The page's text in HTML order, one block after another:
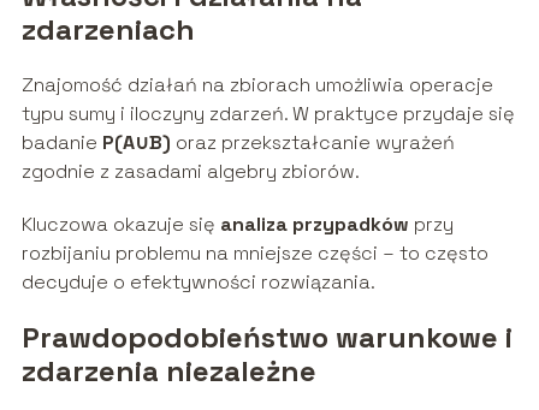
zdarzeniach
Znajomość działań na zbiorach umożliwia operacje
typu sumy i iloczyny zdarzeń. W praktyce przydaje się
badanie P(A∪B) oraz przekształcanie wyrażeń
zgodnie z zasadami algebry zbiorów.
Kluczowa okazuje się analiza przypadków przy
rozbijaniu problemu na mniejsze części – to często
decyduje o efektywności rozwiązania.
Prawdopodobieństwo warunkowe i
zdarzenia niezależne